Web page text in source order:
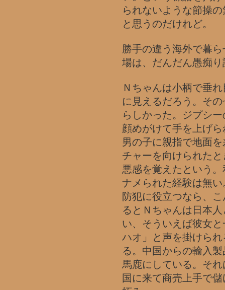
られないような節操
と思うのだけれど。
勝手の違う海外で暮
場は、だんだん愚痴
Ｎちゃんは小柄で垂
に見えるだろう。そ
らしかった。ジプシ
顔めがけて手を上げ
男の子に親指で地面
チャーを向けられた
悪感を覚えたという
ナメられた経験は無
防犯に役立つなら、
るとＮちゃんは日本
い、そういえば彼女
ハオ」と声を掛けら
る。中国からの輸入
馬鹿にしている。そ
国に来て商売上手で